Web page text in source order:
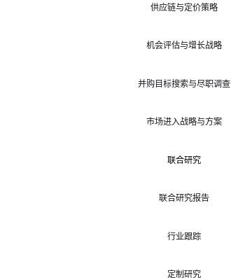
供应链与定价策略
机会评估与增长战略
并购目标搜索与尽职调查
市场进入战略与方案
联合研究
联合研究报告
行业跟踪
定制研究